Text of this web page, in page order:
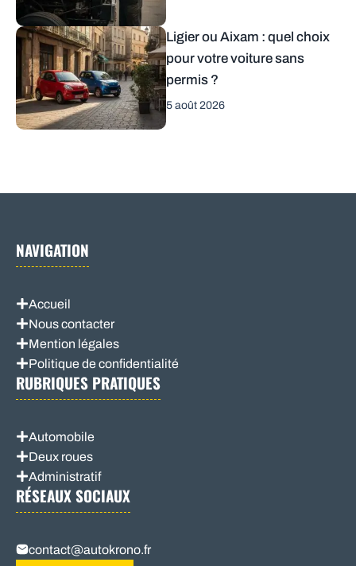
Ligier ou Aixam : quel choix
pour votre voiture sans
permis ?
5 août 2026
NAVIGATION
Accueil
Nous contacter
Mention légales
Politique de confidentialité
RUBRIQUES PRATIQUES
Automobile
Deux roues
Administratif
RÉSEAUX SOCIAUX
contact@autokrono.fr